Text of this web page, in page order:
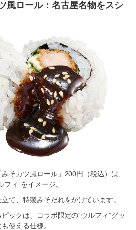
風ロール：名古屋名物をスシ
そカツ風ロール」200円（税込）は、
フィ”をイメージ。
て、特製みそだれをかけています。
ックは、コラボ限定の“ウルフィ”グッ
使える仕様。